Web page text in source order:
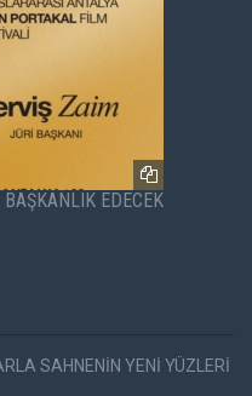
EDECEK
SAHNENİN YENİ YÜZLERİ